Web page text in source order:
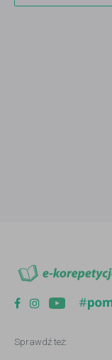
Sprawdź też: